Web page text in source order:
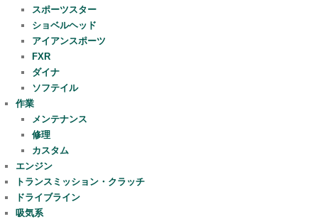
スポーツスター
ショベルヘッド
アイアンスポーツ
FXR
ダイナ
ソフテイル
作業
メンテナンス
修理
カスタム
エンジン
トランスミッション・クラッチ
ドライブライン
吸気系